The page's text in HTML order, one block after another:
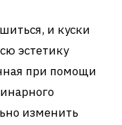
и куски
эстетику
при помощи
изменить